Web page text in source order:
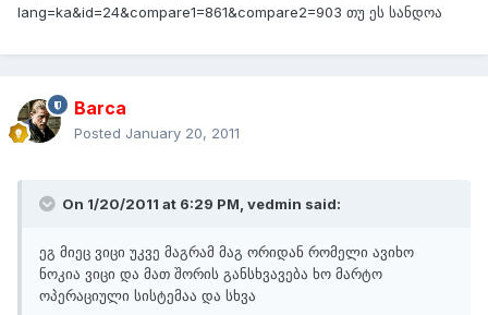
lang=ka&id=24&compare1=861&compare2=903 თუ ეს სანდოა
Barca
Posted January 20, 2011
On 1/20/2011 at 6:29 PM, vedmin said:
ეგ მიეც ვიცი უკვე მაგრამ მაგ ორიდან რომელი ავიხო
ნოკია ვიცი და მათ შორის განსხვავება ხო მარტო
ოპერაციული სისტემაა და სხვა